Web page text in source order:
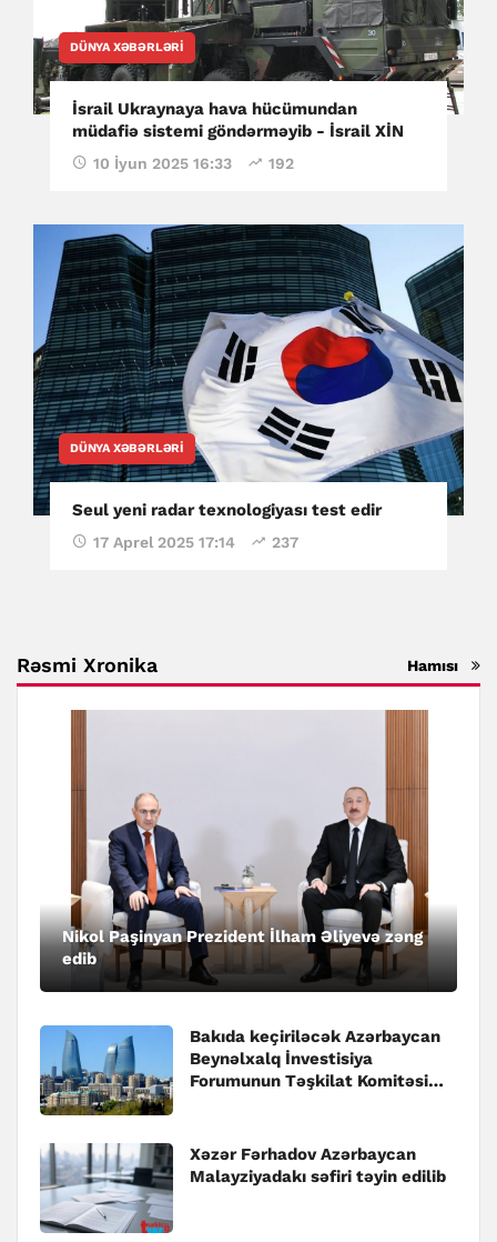
DÜNYA XƏBƏRLƏRI
İsrail Ukraynaya hava hücümundan
müdafiə sistemi göndərməyib - İsrail XİN
10 İyun 2025 16:33 192
DÜNYA XƏBƏRLƏRI
Seul yeni radar texnologiyası test edir
17 Aprel 2025 17:14 237
Rəsmi Xronika Hamısı
Nikol Paşinyan Prezident İlham Əliyevə zəng
edib
Bakıda keçiriləcək Azərbaycan
Beynəlxalq İnvestisiya
Forumunun Təşkilat Komitəsi
Xəzər Fərhadov Azərbaycan
Malayziyadakı səfiri təyin edilib